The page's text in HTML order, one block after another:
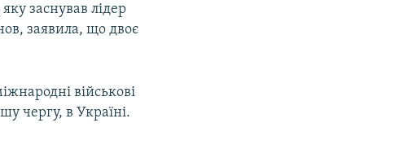
заснував лідер
заявила, що двоє
військові
чергу, в Україні.